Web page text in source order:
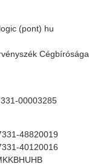
(pont) hu
Cégbírósága
00003285
48820019
40120016